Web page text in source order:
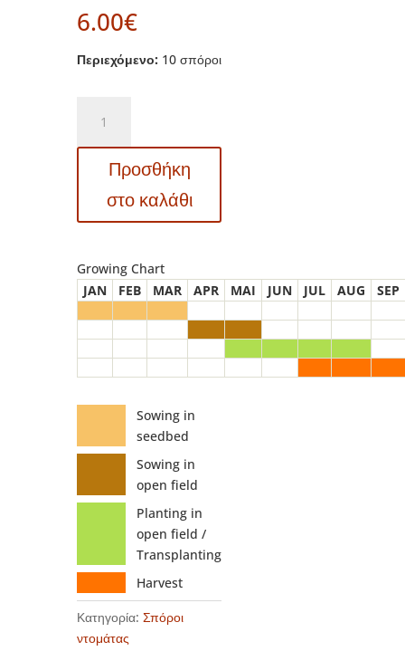
6.00€
Περιεχόμενο: 10 σπόροι
5025
Rostova
ποσότητα
Προσθήκη
στο καλάθι
Growing Chart
JAN
FEB MAR APR MAI JUN JUL AUG SEP
Sowing in
seedbed
Sowing in
open field
Planting in
open field /
Transplanting
Harvest
Κατηγορία: Σπόροι
ντομάτας